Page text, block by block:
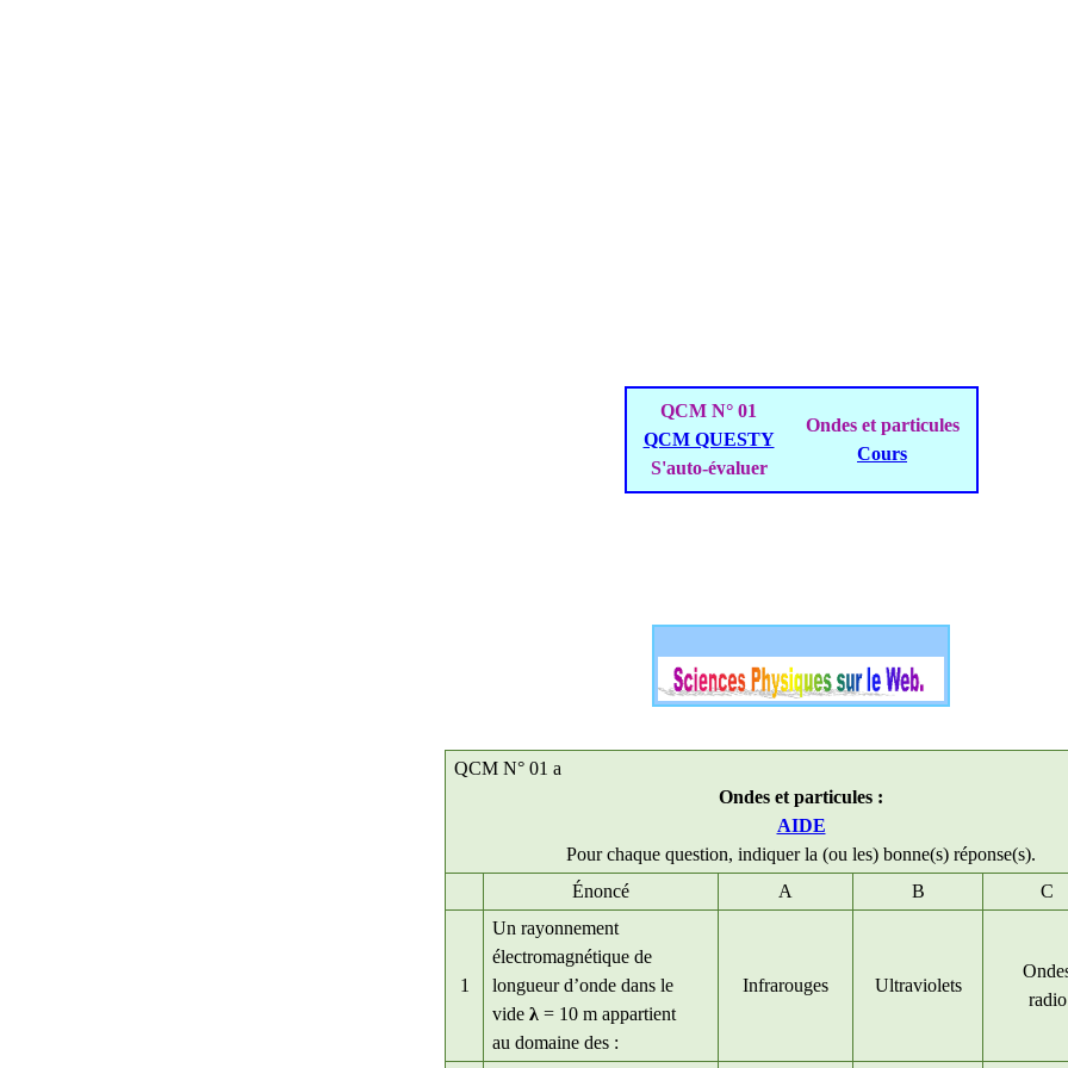
QCM N° 01
QCM QUESTY
S'auto-évaluer
Ondes et particules
Cours
QCM N° 01 a
Ondes et particules :
AIDE
Pour chaque question, indiquer la (ou les) bonne(s) réponse(s).
Énoncé
A B C
1
Un rayonnement
électromagnétique de
longueur d’onde dans le
videλ = 10 m appartient
au domaine des :
Infrarouges Ultraviolets
radio